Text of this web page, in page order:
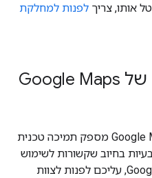
אותו, צריך לפנות למחלקת
פנייה לצוות התמיכה של Google Maps
צוות התמיכה של Google Maps Platform מספק תמיכה טכנית
בחיוב שקשורות לשימוש
בשירותים של Google Maps Platform, עליכם לפנות לצוות